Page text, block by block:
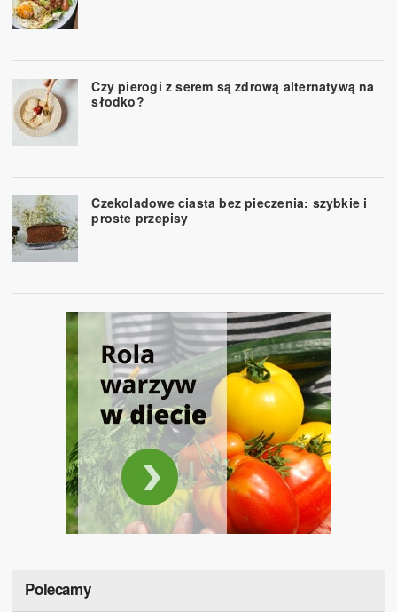
Czy pierogi z serem są zdrową alternatywą na
słodko?
Czekoladowe ciasta bez pieczenia: szybkie i
proste przepisy
Polecamy